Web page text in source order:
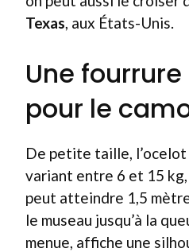
Texas , aux États-Unis.
Une
pour le
De petite taille,
variant entre 6 et 15
peut atteindre 1,5
le museau jusqu’à la
menue, affiche une